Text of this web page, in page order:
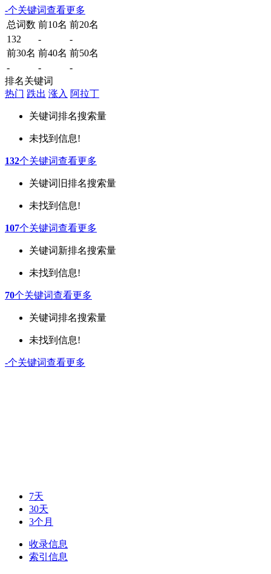
-个关键词查看更多
总词数 前10名 前20名
132
-
-
前30名 前40名 前50名
-
-
-
排名关键词
热门 跌出 涨入 阿拉丁
关键词排名搜索量
未找到信息!
132个关键词查看更多
关键词 旧排名搜索量
未找到信息!
107个关键词查看更多
关键词新排名搜索量
未找到信息!
70个关键词查看更多
关键词排名搜索量
未找到信息!
-个关键词查看更多
7天
30天
3个月
收录信息
索引信息